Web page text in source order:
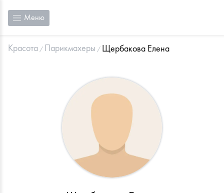
Меню
Красота Парикмахеры Щербакова Елена